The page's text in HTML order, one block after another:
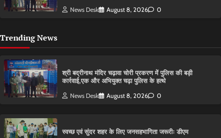
News Desk August 8, 2026 0
Trending News
श्री बद्रीनाथ मंदिर चढ़ावा चोरी प्रकरण में पुलिस की बड़ी
कार्रवाई,एक और अभियुक्त चढ़ा पुलिस के हत्थे
News Desk August 8, 2026 0
स्वच्छ एवं सुंदर शहर के लिए जनसहभागिता जरूरीः डीएम